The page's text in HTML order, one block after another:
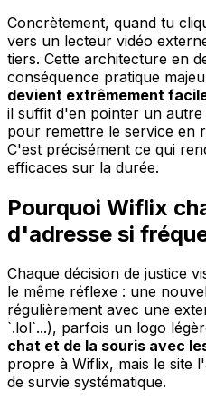
Concrètement, quand tu
vers un lecteur vidéo
tiers. Cette architecture en
conséquence pratique
devient extrêmement
il suffit d'en pointer un
pour remettre le service en
C'est précisément ce qui
efficaces sur la durée.
Pourquoi Wiflix
d'adresse si
Chaque décision de justice
le même réflexe : une
régulièrement avec une
`.lol`...), parfois un logo
chat et de la souris avec
propre à Wiflix, mais le site
de survie systématique.